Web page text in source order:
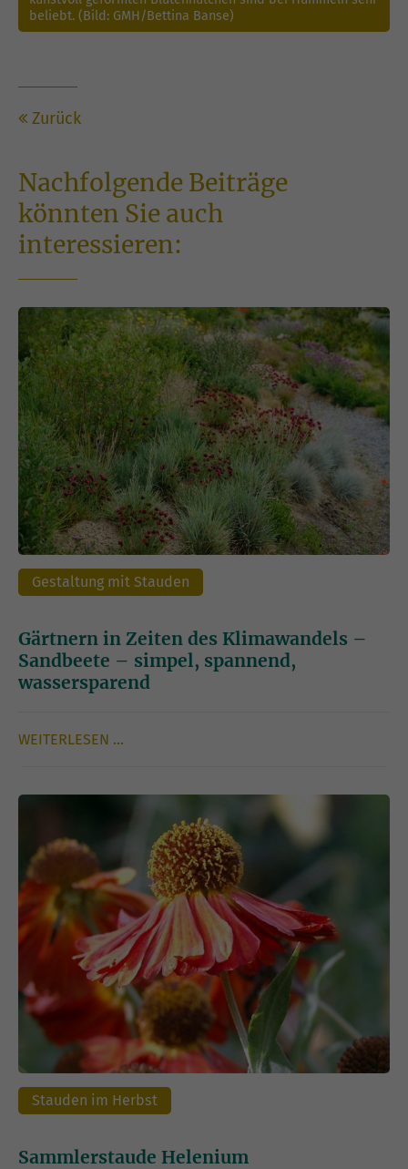
beliebt. (Bild: GMH/Bettina Banse)
Zurück
Nachfolgende Beiträge
könnten Sie auch
interessieren:
Gestaltung mit Stauden
Gärtnern in Zeiten des Klimawandels –
Sandbeete – simpel, spannend,
wassersparend
WEITERLESEN …
Stauden im Herbst
Sammlerstaude Helenium